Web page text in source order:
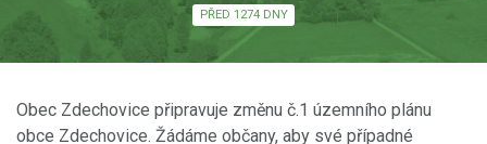
PŘED 1274 DNY
Obec Zdechovice připravuje změnu č.1 územního plánu
obce Zdechovice. Žádáme občany, aby své případné